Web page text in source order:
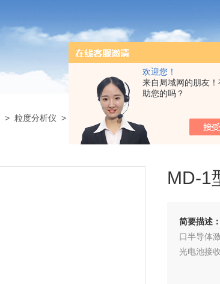
欢迎您！
来自局域网的朋友
助您的吗？
> 粒度分析仪 > 聚创-MD-1型粉尘粒度分析仪
MD-1
简要描述：
口半导体
光电池接